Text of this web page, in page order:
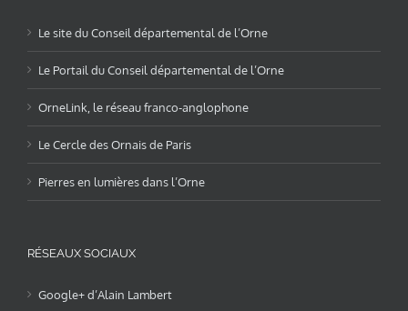
Le site du Conseil départemental de l’Orne
Le Portail du Conseil départemental de l’Orne
OrneLink, le réseau franco-anglophone
Le Cercle des Ornais de Paris
Pierres en lumières dans l’Orne
RÉSEAUX SOCIAUX
Google+ d’Alain Lambert